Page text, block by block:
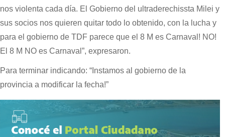
nos violenta cada día. El Gobierno del ultraderechissta Milei y
sus socios nos quieren quitar todo lo obtenido, con la lucha y
para el gobierno de TDF parece que el 8 M es Carnaval! NO!
El 8 M NO es Carnaval”, expresaron.
Para terminar indicando: “Instamos al gobierno de la
provincia a modificar la fecha!”